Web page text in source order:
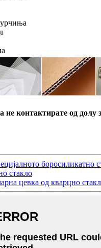
не контактирате од долу
боросиликатно
стакло
цевка од кварцно